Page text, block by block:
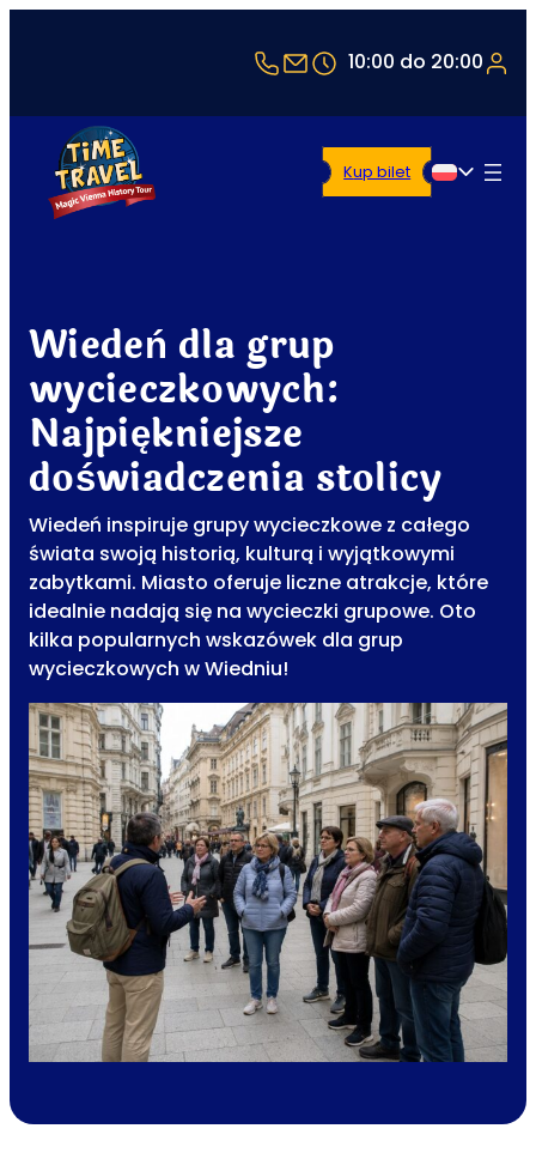
+43 1 5321514
office@timetravel-
10:00 do 20:00
Polski
Kup bilet
Wiedeń dla grup
wycieczkowych:
Najpiękniejsze
doświadczenia stolicy
Wiedeń inspiruje grupy wycieczkowe z całego
świata swoją historią, kulturą i wyjątkowymi
zabytkami. Miasto oferuje liczne atrakcje, które
idealnie nadają się na wycieczki grupowe. Oto
kilka popularnych wskazówek dla grup
wycieczkowych w Wiedniu!